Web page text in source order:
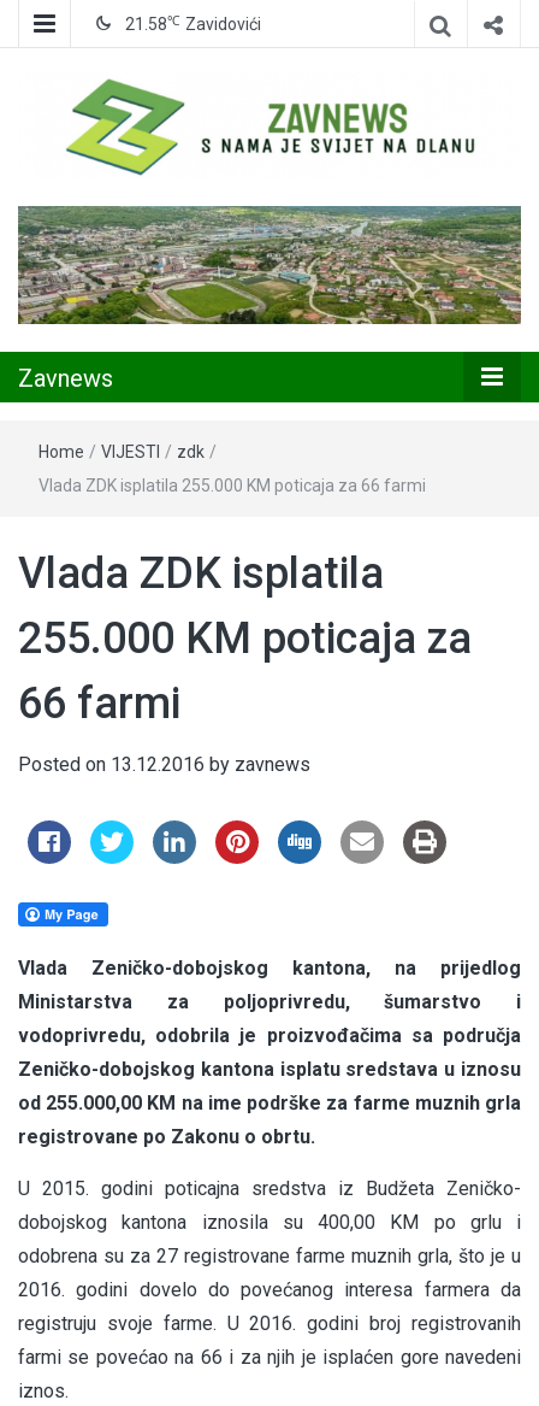
21.58℃ Zavidovići
Zavnews
Zavnews
Home / VIJESTI / zdk /
Vlada ZDK isplatila 255.000 KM poticaja za 66 farmi
Vlada ZDK isplatila
255.000 KM poticaja za
66 farmi
Posted on 13.12.2016 by zavnews
Vlada Zeničko-dobojskog kantona, na prijedlog
Ministarstva za poljoprivredu, šumarstvo i
vodoprivredu, odobrila je proizvođačima sa područja
Zeničko-dobojskog kantona isplatu sredstava u iznosu
od 255.000,00 KM na ime podrške za farme muznih grla
registrovane po Zakonu o obrtu.
U 2015. godini poticajna sredstva iz Budžeta Zeničko-
dobojskog kantona iznosila su 400,00 KM po grlu i
odobrena su za 27 registrovane farme muznih grla, što je u
2016. godini dovelo do povećanog interesa farmera da
registruju svoje farme. U 2016. godini broj registrovanih
farmi se povećao na 66 i za njih je isplaćen gore navedeni
iznos.